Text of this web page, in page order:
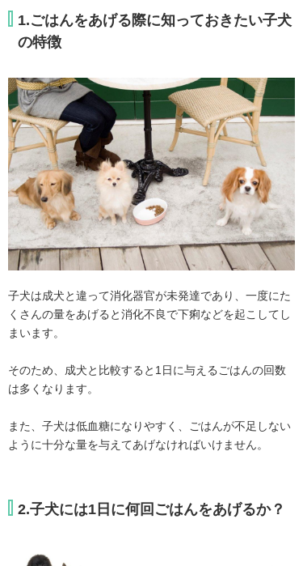
1.ごはんをあげる際に知っておきたい子犬
の特徴
子犬は成犬と違って消化器官が未発達であり、一度にた
くさんの量をあげると消化不良で下痢などを起こしてし
まいます。
そのため、成犬と比較すると1日に与えるごはんの回数
は多くなります。
また、子犬は低血糖になりやすく、ごはんが不足しない
ように十分な量を与えてあげなければいけません。
2.子犬には1日に何回ごはんをあげるか？